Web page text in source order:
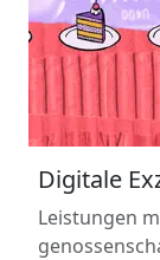
Digitale
Leistungen